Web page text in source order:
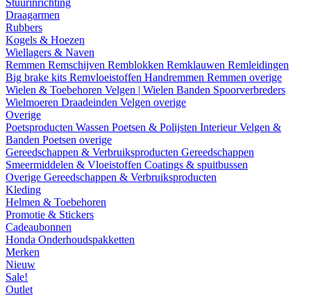
Stuurinrichting
Draagarmen
Rubbers
Kogels & Hoezen
Wiellagers & Naven
Remmen Remschijven Remblokken Remklauwen Remleidingen
Big brake kits Remvloeistoffen Handremmen Remmen overige
Wielen & Toebehoren Velgen | Wielen Banden Spoorverbreders
Wielmoeren Draadeinden Velgen overige
Overige
Poetsproducten Wassen Poetsen & Polijsten InterieurVelgen &
Banden Poetsen overige
Gereedschappen & Verbruiksproducten Gereedschappen
Smeermiddelen & Vloeistoffen Coatings & spuitbussen
Overige Gereedschappen & Verbruiksproducten
Kleding
Helmen & Toebehoren
Promotie & Stickers
Cadeaubonnen
Honda Onderhoudspakketten
Merken
Nieuw
Sale!
Outlet